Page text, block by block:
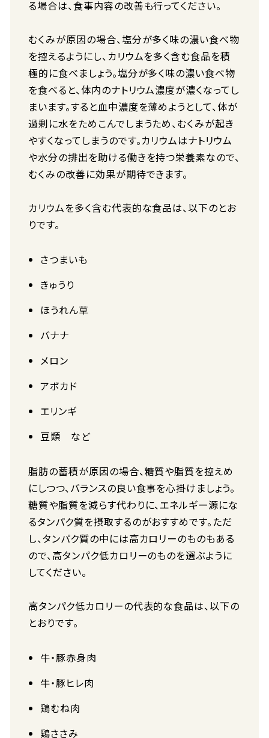
る場合は、食事内容の改善も行ってください。
むくみが原因の場合、塩分が多く味の濃い食べ物
を控えるようにし、カリウムを多く含む食品を積
極的に食べましょう。塩分が多く味の濃い食べ物
を食べると、体内のナトリウム濃度が濃くなってし
まいます。すると血中濃度を薄めようとして、体が
過剰に水をためこんでしまうため、むくみが起き
やすくなってしまうのです。カリウムはナトリウム
や水分の排出を助ける働きを持つ栄養素なので、
むくみの改善に効果が期待できます。
カリウムを多く含む代表的な食品は、以下のとお
りです。
さつまいも
きゅうり
ほうれん草
バナナ
メロン
アボカド
エリンギ
豆類 など
脂肪の蓄積が原因の場合、糖質や脂質を控えめ
にしつつ、バランスの良い食事を心掛けましょう。
糖質や脂質を減らす代わりに、エネルギー源にな
るタンパク質を摂取するのがおすすめです。ただ
し、タンパク質の中には高カロリーのものもある
ので、高タンパク低カロリーのものを選ぶように
してください。
高タンパク低カロリーの代表的な食品は、以下の
とおりです。
牛・豚赤身肉
牛・豚ヒレ肉
鶏むね肉
鶏ささみ